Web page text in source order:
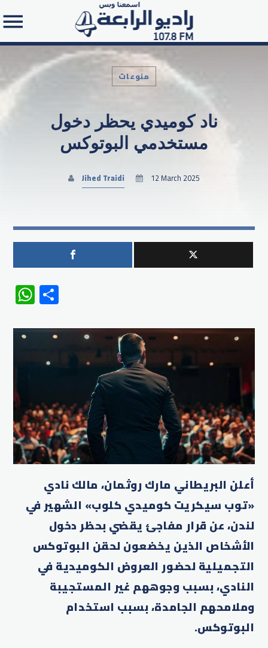
Search in the website:
منوعات
ناد كوميدي يحظر دخول
مستخدمي البوتوكس
Jihed Traidi 12 March 2025
WhatsApp
أعلن البريطاني مارك روثمان، مالك نادي
«توب سيكريت كوميدي كلوب» الشهير في
لندن، عن قرار مفاجئ يقضي بحظر دخول
الأشخاص الذين يخضعون لحقن البوتوكس
التجميلية لحضور العروض الكوميدية في
النادي، بسبب وجوههم غير المستجيبة
وملامحهم الجامدة، بسبب استخدام
البوتوكس.